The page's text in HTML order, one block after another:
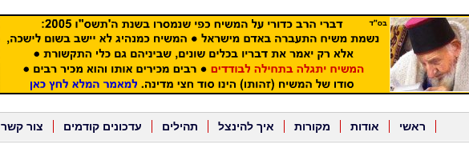
ראשי אודות מקורות איך להינצל תהילים עדכונים קודמים צור קשר